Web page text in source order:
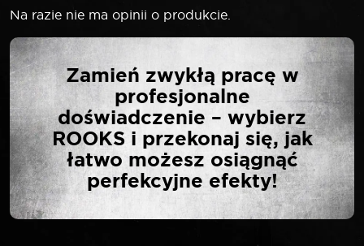
Na razie nie ma opinii o produkcie.
NAPISZ PIERWSZĄ
OPINIĘ O „ROOKS NIT
PLASTIKOWY 5 MM X 17,2
MM 10 SZT”
Twój adres email nie zostanie opublikowany.
Wymagane pola są oznaczone
*
Zamień zwykłą pracę w
profesjonalne
doświadczenie – wybierz
ROOKS i przekonaj się, jak
łatwo możesz osiągnąć
perfekcyjne efekty!